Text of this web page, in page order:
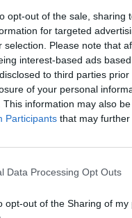
opt-out of the sale,
for targeted
selection. Please note that
interest-based ads
to third parties
of your personal
This information may also
Participants that may further
Data Processing Opt Outs
opt-out of the Sharing of my
(zonder
ik ondervind is dat
aanbrengen. De
extract/Cocos